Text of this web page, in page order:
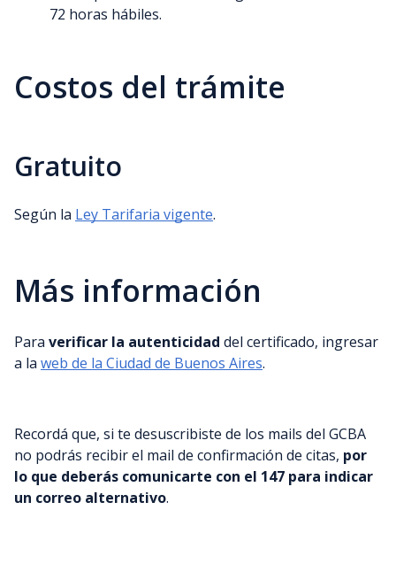
72 horas hábiles.
Costos del trámite
Gratuito
Según la Ley Tarifaria vigente.
Más información
Para verificar la autenticidad del certificado, ingresar
a la web de la Ciudad de Buenos Aires.
Recordá que, si te desuscribiste de los mails del GCBA
no podrás recibir el mail de confirmación de citas, por
lo que deberás comunicarte con el 147 para indicar
un correo alternativo.